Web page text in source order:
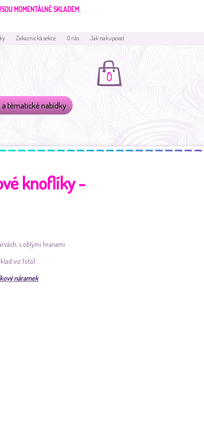
MOMENTÁLNĚ SKLADEM.
Zakaznická sekce O nás Jak nakupovat
0
a tématické nabídky
knoflíky -
s oblými hranami
viz foto)
náramek